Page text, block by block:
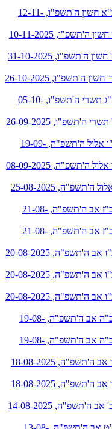
לחץ להאזנה לשעור מיום רביעי כ"א חשון ה'תשפ"ו, 12-11-
לחץ להאזנה לשעור מיום שני י"ט חשון ה'תשפ"ו, 10-11-2025
לחץ להאזנה לשעור מיום שישי ט' חשון ה'תשפ"ו, 31-10-2025
לחץ להאזנה לשעור מיום ראשון ד' חשון ה'תשפ"ו, 26-10-2025
לחץ להאזנה לשעור מיום ראשון י"ג תשרי ה'תשפ"ו, 05-10-
לחץ להאזנה לשעור מיום שישי ד' תשרי ה'תשפ"ו, 26-09-2025
לחץ להאזנה לשעור מיום שישי כ"ו אלול ה'תשפ"ה, 19-09-
לחץ להאזנה לשעור מיום שני ט"ו אלול ה'תשפ"ה, 08-09-2025
לחץ להאזנה לשעור מיום שני א' אלול ה'תשפ"ה, 25-08-2025
לחץ להאזנה לשעור מיום חמישי כ"ז אב ה'תשפ"ה, 21-08-
לחץ להאזנה לשעור מיום חמישי כ"ז אב ה'תשפ"ה, 21-08-
לחץ להאזנה לשעור מיום רביעי כ"ו אב ה'תשפ"ה, 20-08-2025
לחץ להאזנה לשעור מיום רביעי כ"ו אב ה'תשפ"ה, 20-08-2025
לחץ להאזנה לשעור מיום רביעי כ"ו אב ה'תשפ"ה, 20-08-2025
לחץ להאזנה לשעור מיום שלישי כ"ה אב ה'תשפ"ה, 19-08-
לחץ להאזנה לשעור מיום שלישי כ"ה אב ה'תשפ"ה, 19-08-
לחץ להאזנה לשעור מיום שני כ"ד אב ה'תשפ"ה, 18-08-2025
לחץ להאזנה לשעור מיום שני כ"ד אב ה'תשפ"ה, 18-08-2025
לחץ להאזנה לשעור מיום חמישי כ' אב ה'תשפ"ה, 14-08-2025